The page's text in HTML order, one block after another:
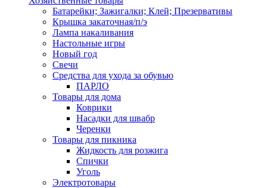
Батарейки; Зажигалки; Клей; Презервативы
Крышка закаточная/п/э
Лампа накаливания
Настольные игры
Новый год
Свечи
Средства для ухода за обувью
ПАРЛО
Товары для дома
Коврики
Насадки для швабр
Черенки
Товары для пикника
Жидкость для розжига
Спички
Уголь
Электротовары